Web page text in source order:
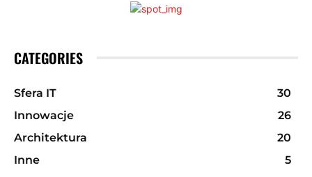
CATEGORIES
Sfera IT
30
Innowacje
26
Architektura
20
Inne
5